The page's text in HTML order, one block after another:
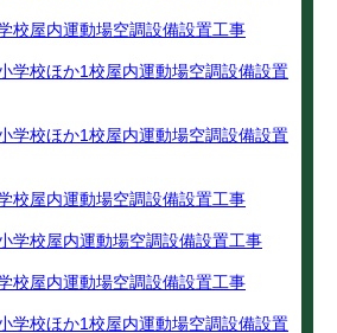
校屋内運動場空調設備設置工事
学校ほか1校屋内運動場空調設備設置
学校ほか1校屋内運動場空調設備設置
校屋内運動場空調設備設置工事
学校屋内運動場空調設備設置工事
校屋内運動場空調設備設置工事
学校ほか1校屋内運動場空調設備設置